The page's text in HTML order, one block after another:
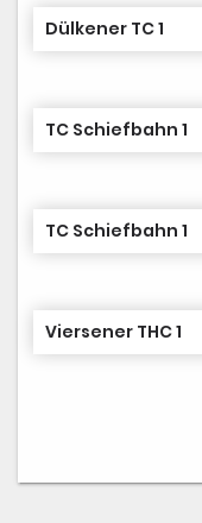
Dülkener TC 1
TC Schiefbahn 1
TC Schiefbahn 1
Viersener THC 1